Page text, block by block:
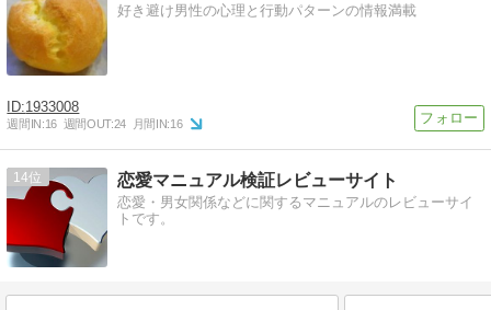
好き避け男性の心理と行動パターンの情報満載
1933008
週間IN:16 週間OUT:24 月間IN:16
14 恋愛マニュアル検証レビューサイト
恋愛・男女関係などに関するマニュアルのレビューサイ
トです。